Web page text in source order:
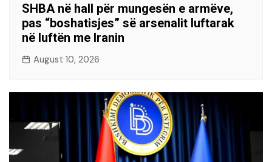
SHBA në hall për mungesën e armëve,
pas “boshatisjes” së arsenalit luftarak
në luftën me Iranin
August 10, 2026